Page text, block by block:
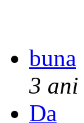
buna
3 ani
Da